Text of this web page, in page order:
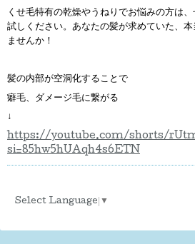
くせ毛特有の乾燥やうねりでお悩みの方は
試しください。あなたの髪が求めていた、
ませんか！
髪の内部が空洞化することで
癖毛、ダメージ毛に繋がる
↓
https://youtube.com/shorts/
si=85hw5hUAqh4s6ETN
Select Language ▼